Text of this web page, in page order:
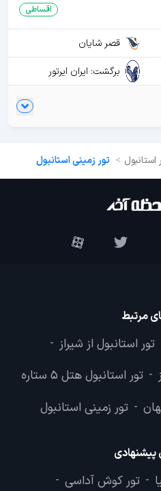
اقساطی
قصر شایان
برگشت: ایران ایرتور
استانبول تور زمینی استانبول
مرتبط
تور استانبول از شیراز -
- تور استانبول هتل 5 ستاره
- تور زمینی استانبول
پیشنهادی
- تور کوش آداسی -